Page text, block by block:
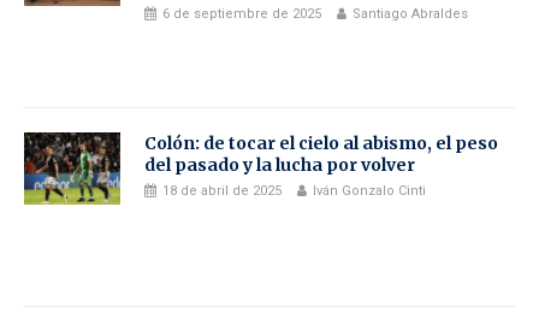
6 de septiembre de 2025 Santiago Abraldes
Colón: de tocar el cielo al abismo, el peso
del pasado y la lucha por volver
18 de abril de 2025 Iván Gonzalo Cinti